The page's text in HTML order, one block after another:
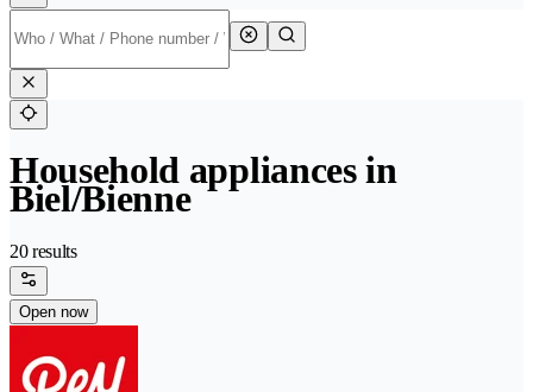
Household appliances in
Biel/Bienne
20 results
Open now